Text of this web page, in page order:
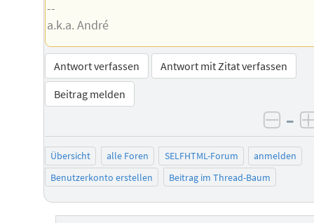
--
a.k.a. André
Antwort verfassen
Antwort mit Zitat verfassen
Beitrag melden
–
Übersicht alle Foren SELFHTML-Forum
anmelden
Benutzerkonto erstellen
Beitrag im Thread-Baum